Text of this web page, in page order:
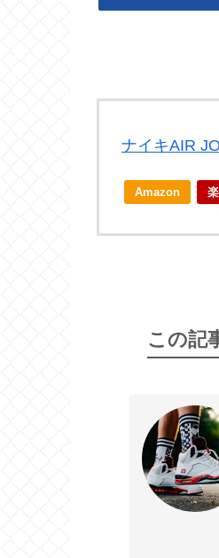
ピストンズ
Pistons
Lakers
ナイキAIR
Amazon
この記